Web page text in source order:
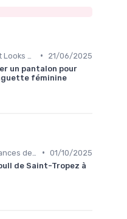
•
21/06/2025
un pantalon pour
féminine
• 01/10/2025
de Saint-Tropez à